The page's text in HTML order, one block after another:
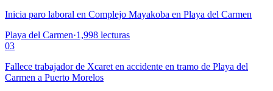
Inicia paro laboral en Complejo Mayakoba en Playa del Carmen
Playa del Carmen·1,998 lecturas
03
Fallece trabajador de Xcaret en accidente en tramo de Playa del
Carmen a Puerto Morelos